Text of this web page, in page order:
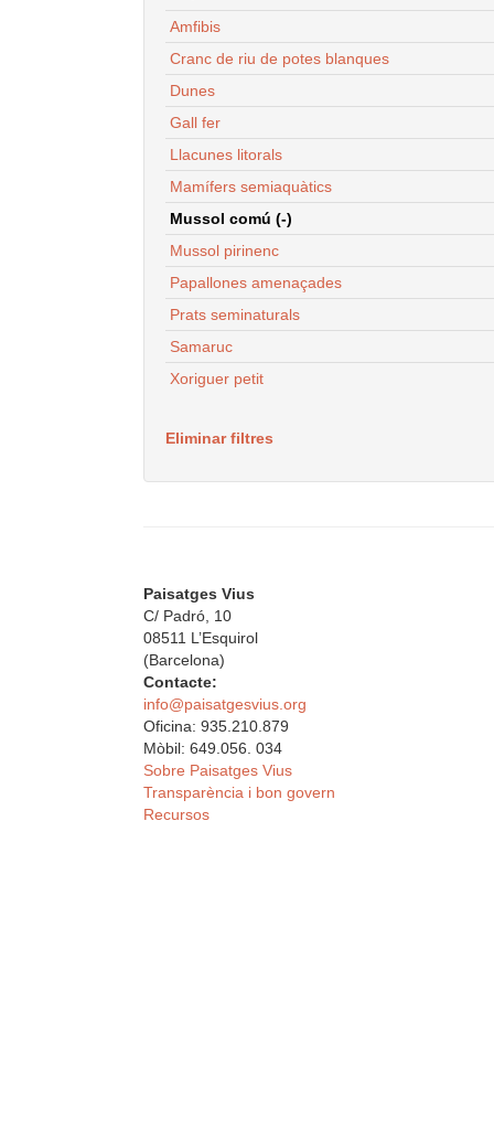
Amfibis
Cranc de riu de potes blanques
Dunes
Gall fer
Llacunes litorals
Mamífers semiaquàtics
Mussol comú (-)
Mussol pirinenc
Papallones amenaçades
Prats seminaturals
Samaruc
Xoriguer petit
Eliminar filtres
Paisatges Vius
C/ Padró, 10
08511 L’Esquirol
(Barcelona)
Contacte:
info@paisatgesvius.org
Oficina: 935.210.879
Mòbil: 649.056. 034
Sobre Paisatges Vius
Transparència i bon govern
Recursos